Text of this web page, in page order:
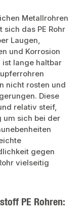
Übergänge zu
Metallrohren
sich das PE Rohr
Laugen,
und Korrosion
ist lange haltbar
nicht rosten und
Diese
relativ steif,
um sich bei der
gegen
vielseitig
PE Rohren: